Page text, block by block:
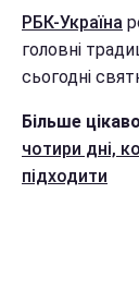
РБК-Україна
головні
сьогодні
Більше
чотири дні,
підходити